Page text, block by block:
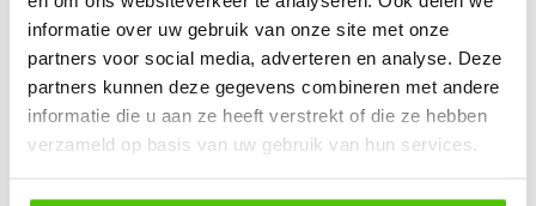
informatie over uw gebruik van onze site met onze
partners voor social media, adverteren en analyse. Deze
partners kunnen deze gegevens combineren met andere
informatie die u aan ze heeft verstrekt of die ze hebben
verzameld op basis van uw gebruik van hun services.
Ontdek welke E-Bike het beste bij jou
past.